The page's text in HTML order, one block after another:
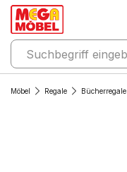
Möbel Regale Bücherregale